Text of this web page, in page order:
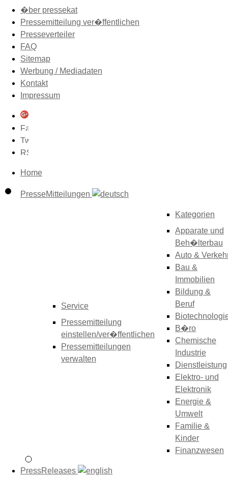
�ber pressekat
Pressemitteilung ver�ffentlichen
Presseverteiler
FAQ
Sitemap
Werbung / Mediadaten
Kontakt
Impressum
Home
PresseMitteilungen
Service
Pressemitteilung
einstellen/ver�ffentlichen
Pressemitteilungen
verwalten
Kategorien
Apparate und
Beh�lterbau
Auto &
Bau &
Immobilien
Bildung &
Beruf
B�ro
Chemische
Industrie
Dienstleistung
Elektro- und
Elektronik
Energie &
Umwelt
Familie &
Kinder
Finanzwesen
PressReleases